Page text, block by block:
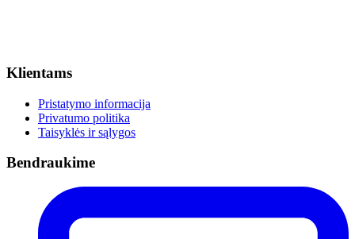
Klientams
Pristatymo informacija
Privatumo politika
Taisyklės ir sąlygos
Bendraukime